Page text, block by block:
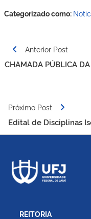
Categorizado como:
Navegação
de
Anterior Post
CHAMADA PÚBLICA
Próximo Post
Edital de Disciplinas
REITORIA